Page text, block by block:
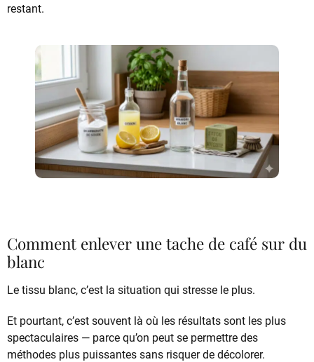
restant.
Comment enlever une tache de café sur du
blanc
Le tissu blanc, c’est la situation qui stresse le plus.
Et pourtant, c’est souvent là où les résultats sont les plus
spectaculaires — parce qu’on peut se permettre des
méthodes plus puissantes sans risquer de décolorer.